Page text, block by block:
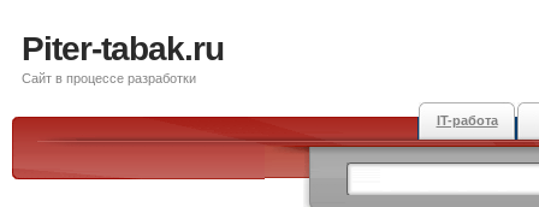
Piter-tabak.ru
Сайт в процессе разработки
IT-работа